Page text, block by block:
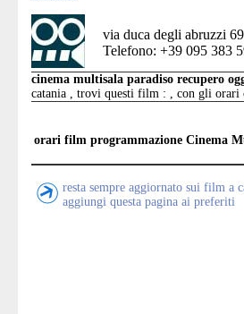
via duca degli abruzzi
Telefono: +39 095 383
cinema multisala paradiso recupero
catania , trovi questi film : , con gli orari
orari film programmazione Cinema
resta sempre aggiornato sui film a
aggiungi questa pagina ai preferiti